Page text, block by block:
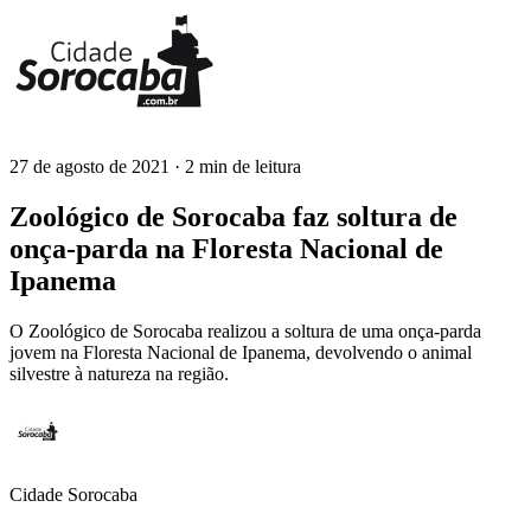
27 de agosto de 2021 · 2 min de leitura
Zoológico de Sorocaba faz soltura de
onça-parda na Floresta Nacional de
Ipanema
O Zoológico de Sorocaba realizou a soltura de uma onça-parda
jovem na Floresta Nacional de Ipanema, devolvendo o animal
silvestre à natureza na região.
Cidade Sorocaba